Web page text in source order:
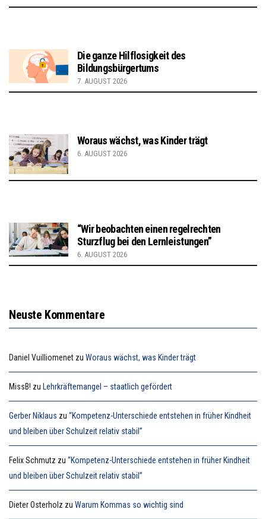
Die ganze Hilflosigkeit des
Bildungsbürgertums
7. AUGUST 2026
Woraus wächst, was Kinder trägt
6. AUGUST 2026
“Wir beobachten einen regelrechten
Sturzflug bei den Lernleistungen”
6. AUGUST 2026
Neuste Kommentare
Daniel Vuilliomenet zu Woraus wächst, was Kinder trägt
MissB! zu Lehrkräftemangel – staatlich gefördert
Gerber Niklaus zu “Kompetenz-Unterschiede entstehen in früher Kindheit
und bleiben über Schulzeit relativ stabil”
Felix Schmutz zu “Kompetenz-Unterschiede entstehen in früher Kindheit
und bleiben über Schulzeit relativ stabil”
Dieter Osterholz zu Warum Kommas so wichtig sind